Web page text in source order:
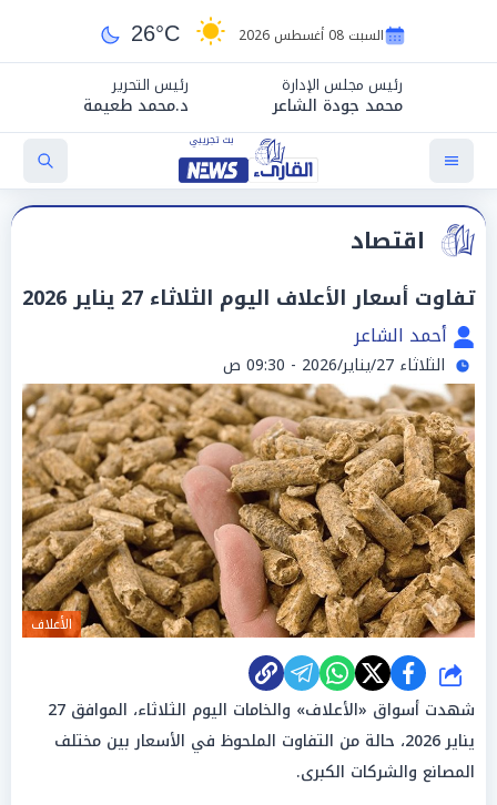
السبت 08 أغسطس 2026 26°C
رئيس مجلس الإدارة
محمد جودة الشاعر
رئيس التحرير
د.محمد طعيمة
اقتصاد
تفاوت أسعار الأعلاف اليوم الثلاثاء 27 يناير 2026
أحمد الشاعر
الثلاثاء 27/يناير/2026 - 09:30 ص
الأعلاف
شارك
شهدت أسواق «الأعلاف» والخامات اليوم الثلاثاء، الموافق 27
يناير 2026، حالة من التفاوت الملحوظ في الأسعار بين مختلف
المصانع والشركات الكبرى.